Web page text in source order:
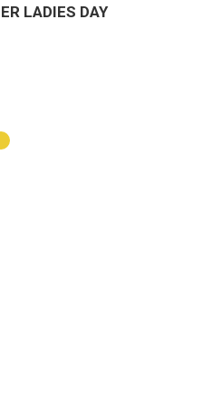
LADIES DAY